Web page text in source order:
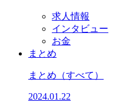
求人情報
インタビュー
お金
まとめ
まとめ （すべて）
2024.01.22